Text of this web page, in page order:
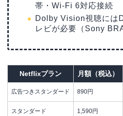
帯・Wi-Fi 6対応接続
Dolby Vision視聴には
レビが必要（Sony
Netflixプラン 月額（税込）
広告つきスタンダード 890円
スタンダード 1,590円